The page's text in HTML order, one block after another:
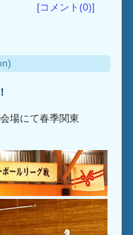
[コメント(0)]
場にて春季関東